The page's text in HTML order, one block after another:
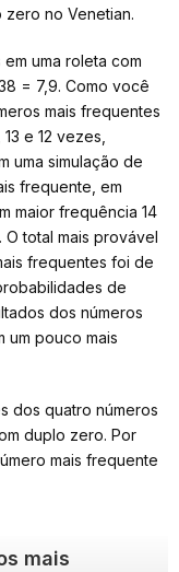
no Venetian.
uma roleta com
= 7,9. Como você
mais frequentes
e 12 vezes,
uma simulação de
frequente, em
maior frequência 14
total mais provável
frequentes foi de
de
dos números
um pouco mais
dos quatro números
duplo zero. Por
mais frequente
mais